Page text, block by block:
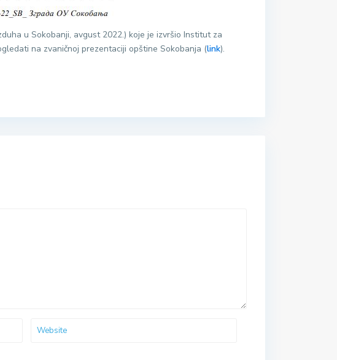
u Sokobanji, avgust 2022.) koje je izvršio Institut za
na zvaničnoj prezentaciji opštine Sokobanja (link).